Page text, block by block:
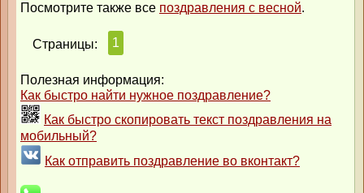
Посмотрите также все поздравления с весной.
Страницы: 1
Полезная информация:
Как быстро найти нужное поздравление?
Как быстро скопировать текст поздравления на
мобильный?
Как отправить поздравление во вконтакт?